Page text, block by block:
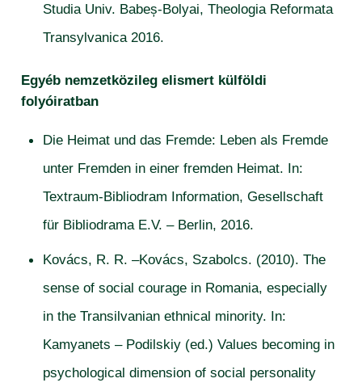
Studia Univ. Babeș-Bolyai, Theologia Reformata
Transylvanica 2016.
Egyéb nemzetközileg elismert külföldi
folyóiratban
Die Heimat und das Fremde: Leben als Fremde
unter Fremden in einer fremden Heimat. In:
Textraum-Bibliodram Information, Gesellschaft
für Bibliodrama E.V. – Berlin, 2016.
Kovács, R. R. –Kovács, Szabolcs. (2010). The
sense of social courage in Romania, especially
in the Transilvanian ethnical minority. In:
Kamyanets – Podilskiy (ed.) Values becoming in
psychological dimension of social personality